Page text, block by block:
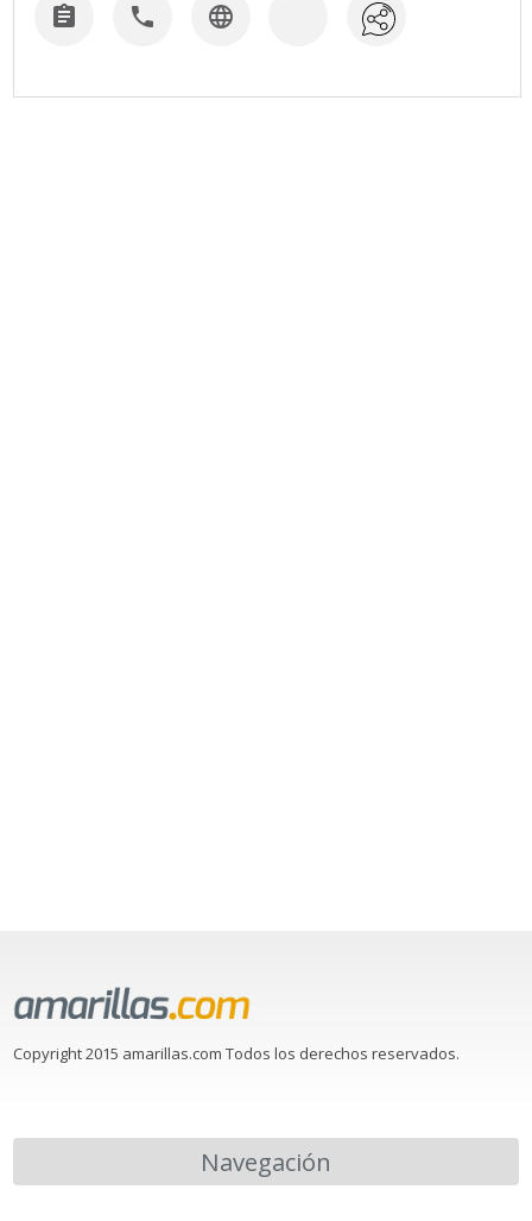
  
Copyright 2015 amarillas.com Todos los derechos reservados.
Navegación